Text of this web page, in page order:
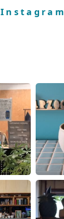
Instagram